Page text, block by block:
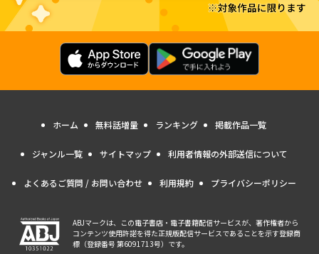
ホーム 無料話増量 ランキング 掲載作品一覧
ジャンル一覧 サイトマップ 利用者情報の外部送信について
よくあるご質問 / お問い合わせ 利用規約 プライバシーポリシー
ABJマークは、この電子書店・電子書籍配信サービスが、著作権者から
コンテンツ使用許諾を得た正規版配信サービスであることを示す登録商
標（登録番号 第6091713号）です。